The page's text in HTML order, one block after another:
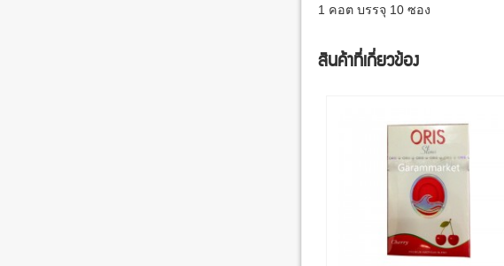
1 คอต บรรจุ 10 ซอง
สินค้าที่เกี่ยวข้อง